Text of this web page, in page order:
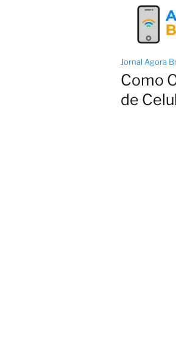
Jornal Agora
Como
de